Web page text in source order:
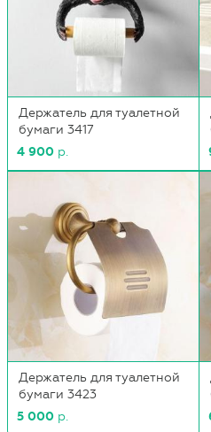
Держатель для туалетной
бумаги 3417
4 900 р.
Держатель для туалетной
бумаги 3423
5 000 р.